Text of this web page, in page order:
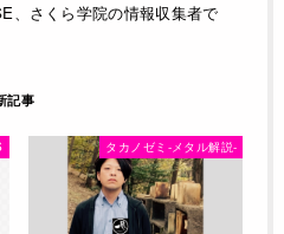
、さくら学院の情報収集者で
タカノゼミ-メタル解説-